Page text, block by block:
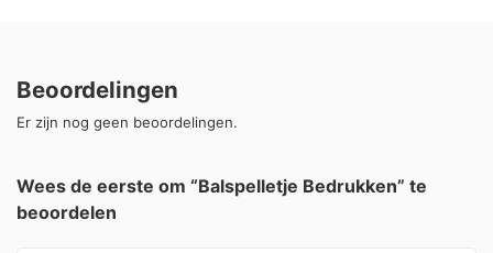
Beoordelingen
Er zijn nog geen beoordelingen.
Wees de eerste om “Balspelletje Bedrukken” te
beoordelen